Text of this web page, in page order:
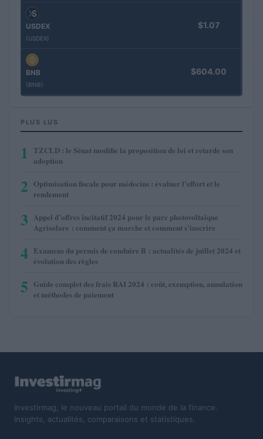
USDEX
(USDEX)
$1.07
BNB
(BNB)
$604.00
PLUS LUS
1 TZCLD : le Sénat modifie la proposition de loi et retarde son
adoption
2 Optimisation fiscale pour médecins : évaluer l’effort et le
rendement
3 Appel d’offres incitatif 2024 pour le parc photovoltaïque
Agrisolare : comment ça marche et comment s’inscrire
4 Examens du permis de conduire B : actualités de juillet 2024 et
évolution des règles
5 Guide complet des frais RAI 2024 : coût, exemption, annulation
et méthodes de paiement
Investirmag, le nouveau portail du monde de la finance.
Insights, actualités, comparaisons et statistiques.